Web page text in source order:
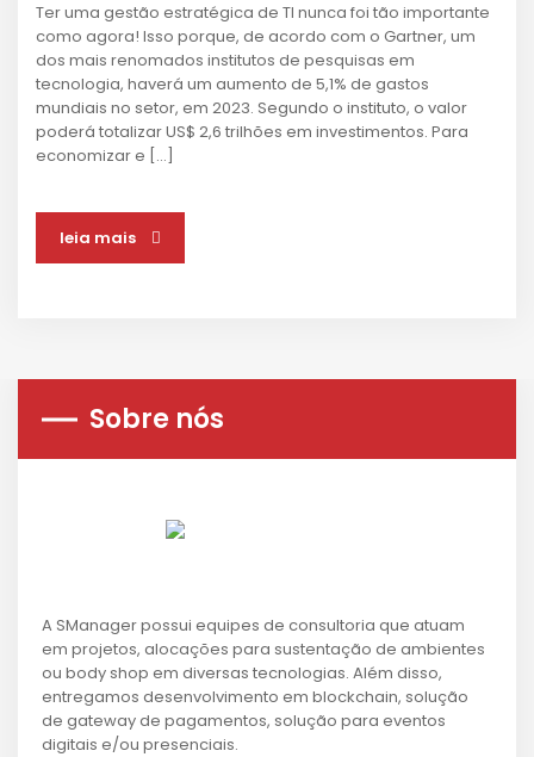
Ter uma gestão estratégica de TI nunca foi tão importante
como agora! Isso porque, de acordo com o Gartner, um
dos mais renomados institutos de pesquisas em
tecnologia, haverá um aumento de 5,1% de gastos
mundiais no setor, em 2023. Segundo o instituto, o valor
poderá totalizar US$ 2,6 trilhões em investimentos. Para
economizar e […]
leia mais
Sobre nós
A SManager possui equipes de consultoria que atuam
em projetos, alocações para sustentação de ambientes
ou body shop em diversas tecnologias. Além disso,
entregamos desenvolvimento em blockchain, solução
de gateway de pagamentos, solução para eventos
digitais e/ou presenciais.